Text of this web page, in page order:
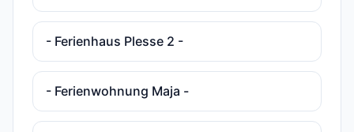
- Ferienhaus Plesse 2 -
- Ferienwohnung Maja -